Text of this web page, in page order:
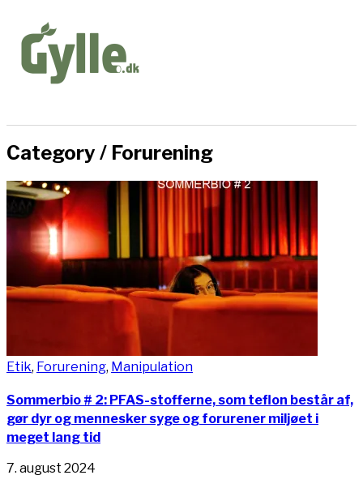
Category / Forurening
Etik, Forurening, Manipulation
Sommerbio # 2: PFAS-stofferne, som teflon består af,
gør dyr og mennesker syge og forurener miljøet i
meget lang tid
7. august 2024